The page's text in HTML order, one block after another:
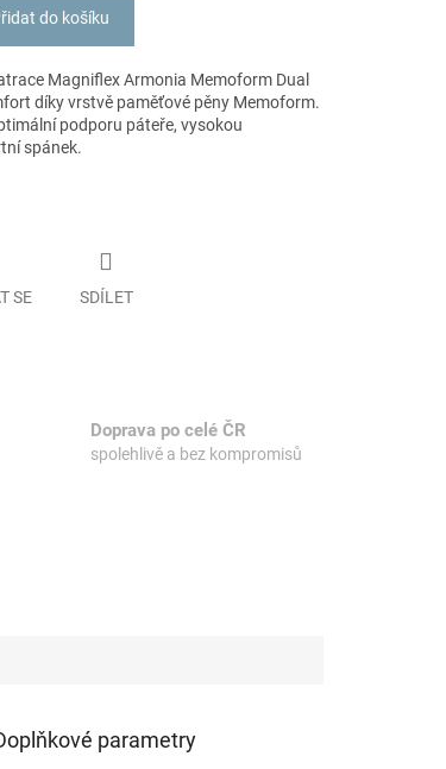
do košíku
Magniflex Armonia Memoform Dual
díky vrstvě paměťové pěny Memoform.
podporu páteře, vysokou
spánek.
SE SDÍLET
Doprava po celé ČR
spolehlivě a bez kompromisů
parametry